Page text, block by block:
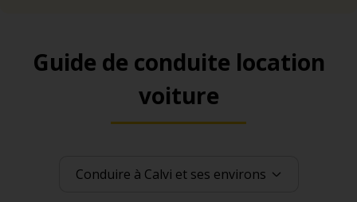
Guide de conduite location
voiture